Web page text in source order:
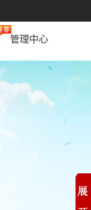
管理中心